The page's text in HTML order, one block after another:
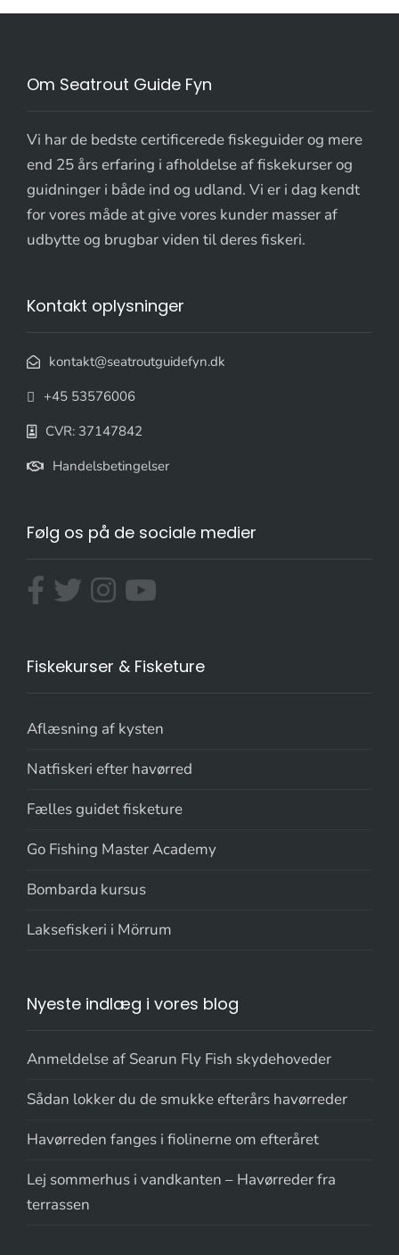
Om Seatrout Guide Fyn
Vi har de bedste certificerede fiskeguider og mere
end 25 års erfaring i afholdelse af fiskekurser og
guidninger i både ind og udland. Vi er i dag kendt
for vores måde at give vores kunder masser af
udbytte og brugbar viden til deres fiskeri.
Kontakt oplysninger
kontakt@seatroutguidefyn.dk
+45 53576006
CVR: 37147842
Handelsbetingelser
Følg os på de sociale medier
Fiskekurser & Fisketure
Aflæsning af kysten
Natfiskeri efter havørred
Fælles guidet fisketure
Go Fishing Master Academy
Bombarda kursus
Laksefiskeri i Mörrum
Nyeste indlæg i vores blog
Anmeldelse af Searun Fly Fish skydehoveder
Sådan lokker du de smukke efterårs havørreder
Havørreden fanges i fiolinerne om efteråret
Lej sommerhus i vandkanten – Havørreder fra
terrassen